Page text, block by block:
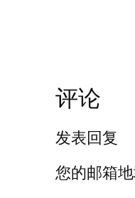
评论
发表回复
您的邮箱地